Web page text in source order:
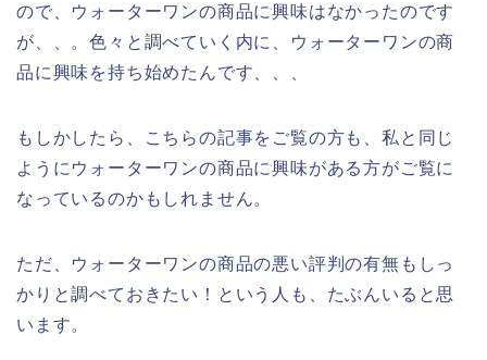
ので、ウォーターワンの商品に興味はなかったのです
が、、。色々と調べていく内に、ウォーターワンの商
品に興味を持ち始めたんです、、、
もしかしたら、こちらの記事をご覧の方も、私と同じ
ようにウォーターワンの商品に興味がある方がご覧に
なっているのかもしれません。
ただ、ウォーターワンの商品の悪い評判の有無もしっ
かりと調べておきたい！という人も、たぶんいると思
います。